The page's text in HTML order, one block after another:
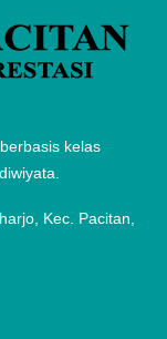
kelas
Kec. Pacitan,